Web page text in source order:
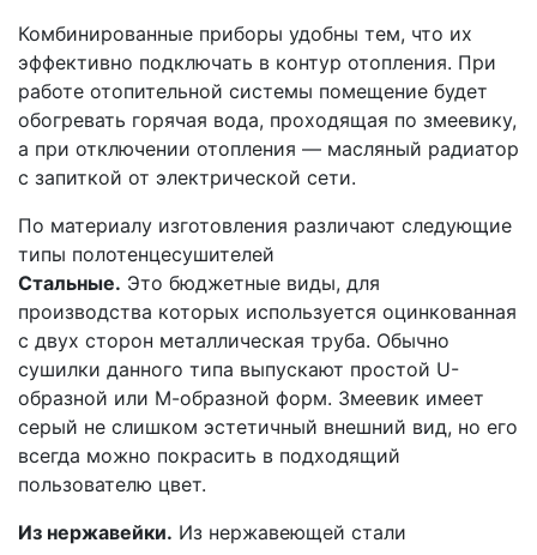
Комбинированные приборы удобны тем, что их
эффективно подключать в контур отопления. При
работе отопительной системы помещение будет
обогревать горячая вода, проходящая по змеевику,
а при отключении отопления — масляный радиатор
с запиткой от электрической сети.
По материалу изготовления различают следующие
типы полотенцесушителей
Стальные. Это бюджетные виды, для
производства которых используется оцинкованная
с двух сторон металлическая труба. Обычно
сушилки данного типа выпускают простой U-
образной или М-образной форм. Змеевик имеет
серый не слишком эстетичный внешний вид, но его
всегда можно покрасить в подходящий
пользователю цвет.
Из нержавейки. Из нержавеющей стали